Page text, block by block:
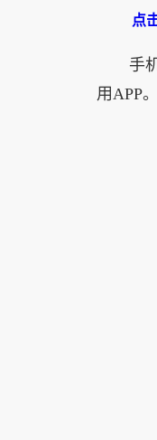
点
手
用APP。